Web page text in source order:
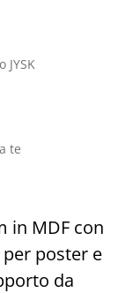
te
in MDF con
poster e
da